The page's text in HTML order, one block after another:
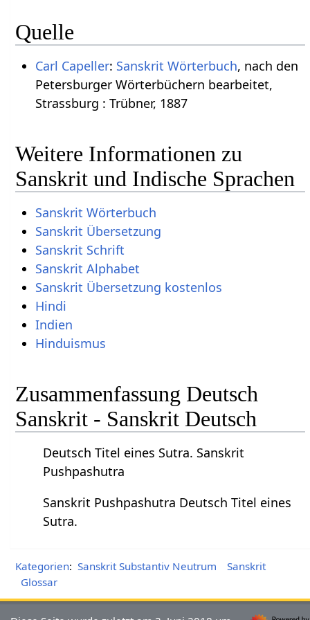
Quelle
Carl Capeller: Sanskrit Wörterbuch, nach den
Petersburger Wörterbüchern bearbeitet,
Strassburg : Trübner, 1887
Weitere Informationen zu
Sanskrit und Indische Sprachen
Sanskrit Wörterbuch
Sanskrit Übersetzung
Sanskrit Schrift
Sanskrit Alphabet
Sanskrit Übersetzung kostenlos
Hindi
Indien
Hinduismus
Zusammenfassung Deutsch
Sanskrit - Sanskrit Deutsch
Deutsch Titel eines Sutra. Sanskrit
Pushpashutra
Sanskrit Pushpashutra Deutsch Titel eines
Sutra.
Kategorien: Sanskrit Substantiv Neutrum
Sanskrit
Glossar